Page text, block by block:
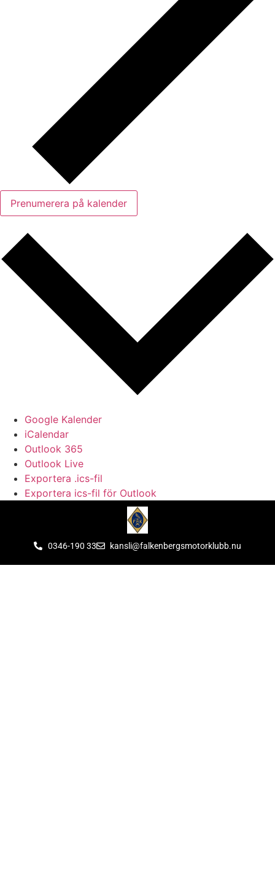
Prenumerera på kalender
Google Kalender
iCalendar
Outlook 365
Outlook Live
Exportera .ics-fil
Exportera ics-fil för Outlook
0346-190 33 kansli@falkenbergsmotorklubb.nu